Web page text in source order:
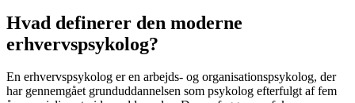
Hvad definerer den moderne
erhvervspsykolog?
En erhvervspsykolog er en arbejds- og organisationspsykolog, der
har gennemgået grunduddannelsen som psykolog efterfulgt af fem